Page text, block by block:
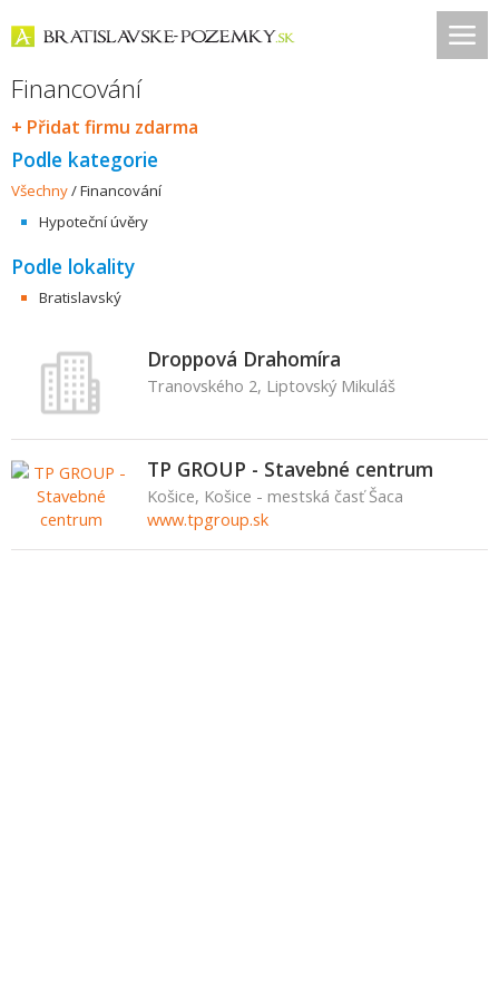
Financování
+ Přidat firmu zdarma
Podle kategorie
Všechny/Financování
Hypoteční úvěry
Podle lokality
Bratislavský
Droppová Drahomíra
Tranovského 2, Liptovský Mikuláš
TP GROUP - Stavebné centrum
Košice, Košice - mestská časť Šaca
www.tpgroup.sk